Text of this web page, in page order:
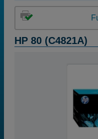
HP 80 (C4821A)